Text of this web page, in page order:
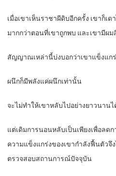
เมื่อเขาเห็นราชาผีดิบอีกครั้ง เขาก็เ
มากกว่าตอนที่เขาถูกพบ และเขามีผ
สัญญาณเหล่านี้บ่งบอกว่าเขาแข็งแก
ผนึกก็มีพลังแค่ผนึกเท่านั้น
จะไม่ทำให้เขาหลับไปอย่างยาวนาน
แต่เดิมการนอนหลับเป็นเพียงเพื่อลด
ความแข็งแกร่งของเขากำลังฟื้นตัวจึ
ตรวจสอบสถานการณ์ปัจจุบัน